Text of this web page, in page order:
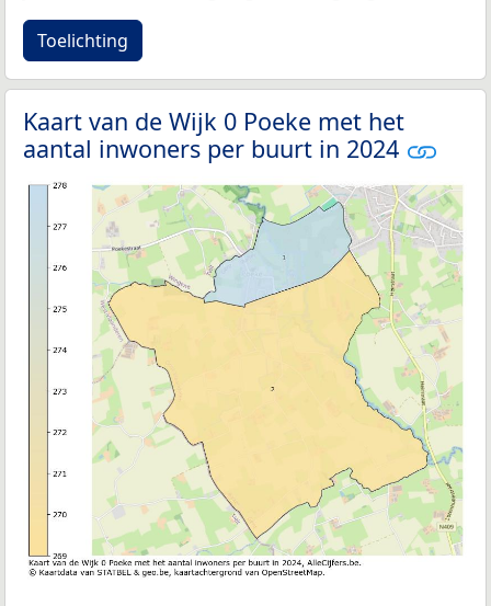
Toelichting
Kaart van de Wijk 0 Poeke met het
aantal inwoners per buurt in 2024